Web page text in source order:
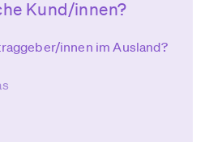
Kund/innen?
innen im Ausland?